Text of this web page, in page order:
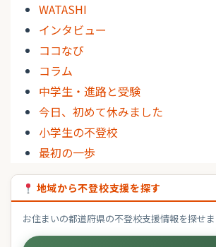
WATASHI
インタビュー
ココなび
コラム
中学生・進路と受験
今日、初めて休みました
小学生の不登校
最初の一歩
地域から不登校支援を探す
お住まいの都道府県の不登校支援情報を探せ